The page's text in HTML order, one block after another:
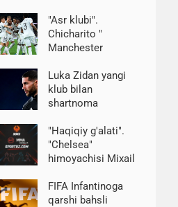
"Asr klubi".
Chicharito "
Manchester
o'rtasidagi asosiy
farqni aytib o'tdi
Luka Zidan yangi
klub bilan
shartnoma
"Haqiqiy g'alati".
"Chelsea"
himoyachisi Mixail
gapirdi
FIFA Infantinoga
qarshi bahsli